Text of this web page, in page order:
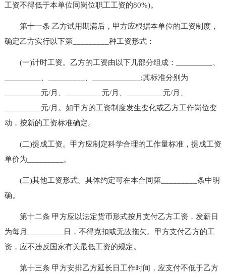
工资不得低于本单位同岗位职工工资的80%)。
第十一条 乙方试用期满后，甲方应根据本单位的工资制度，
确定乙方实行以下第_________种工资形式：
(一)计时工资。乙方的工资由以下几部分组成：_________、
_________、_________、____________;其标准分别为
_________元/月、_________元/月、_________元/月、
_________元/月。如甲方的工资制度发生变化或乙方工作岗位变
动，按新的工资标准确定。
(二)提成工资。甲方应制定科学合理的工作量标准，提成工资
单价为_________。
(三)其他工资形式。具体约定可在本合同第_________条中明
确。
第十二条 甲方应以法定货币形式按月支付乙方工资，发薪日
为每月_________日，不得克扣或无故拖欠。甲方支付乙方的工
资，应不违反国家有关最低工资的规定。
第十三条 甲方安排乙方延长日工作时间，应支付不低于乙方